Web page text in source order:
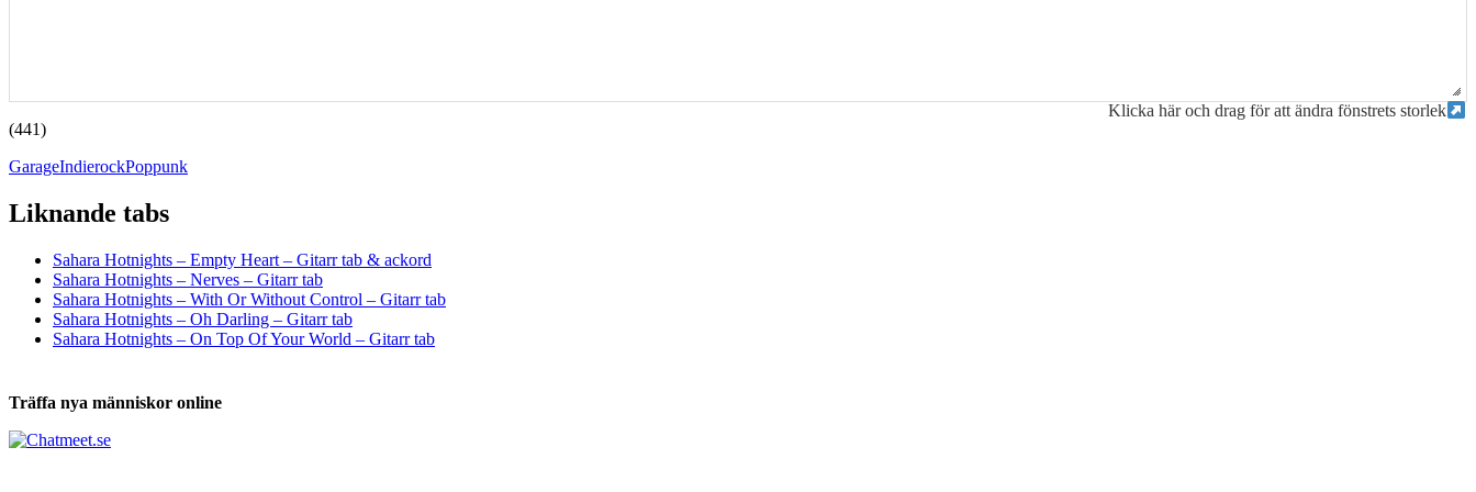
Klicka här och drag för att ändra fönstrets storlek
(441)
GarageIndierockPoppunk
Liknande tabs
Sahara Hotnights – Empty Heart – Gitarr tab & ackord
Sahara Hotnights – Nerves – Gitarr tab
Sahara Hotnights – With Or Without Control – Gitarr tab
Sahara Hotnights – Oh Darling – Gitarr tab
Sahara Hotnights – On Top Of Your World – Gitarr tab
Träffa nya människor online